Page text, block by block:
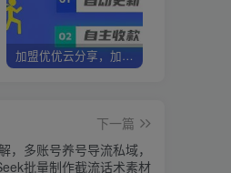
加盟优优云分享，加盟搭建同款知识付费资源网站，实现长期稳定被动收入~
下一篇
多账号养号导流私域，
批量制作截流话术素材